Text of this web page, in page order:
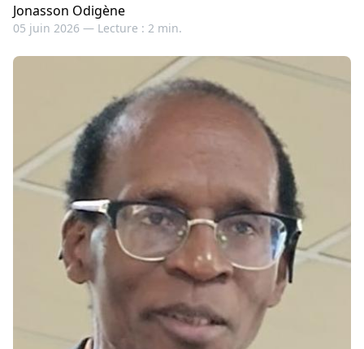
Jonasson Odigène
05 juin 2026 — Lecture : 2 min.